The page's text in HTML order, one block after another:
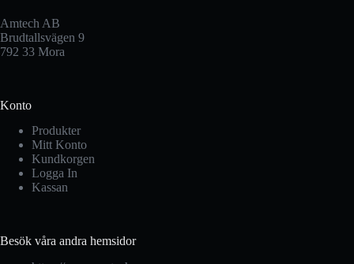
Amtech AB
Brudtallsvägen 9
792 33 Mora
Konto
Produkter
Mitt Konto
Kundkorgen
Logga In
Kassan
Besök våra andra hemsidor